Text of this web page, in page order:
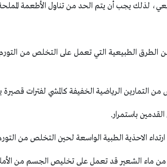
لذلك يجب أن يتم الحد من تناول الأطعمة
الطبيعية التي تعمل على التخلص من
الرياضية الخفيفة كالمشي لفترات قصيرة
باستمرار.
الاحذية الطبية الواسعة لحين التخلص من
من ماء الشعير قد تعمل على تخليص الجسم من